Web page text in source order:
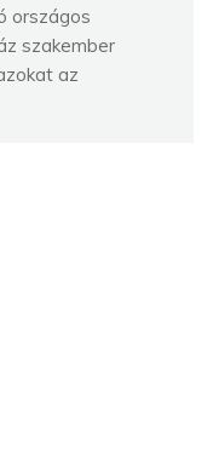
országos
szakember
az